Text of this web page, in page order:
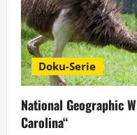
Doku-Serie
National Geographic
Carolina“